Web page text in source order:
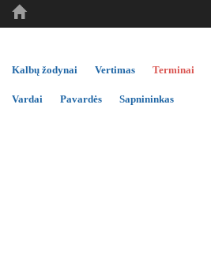
Kalbų žodynai Vertimas Terminai
Vardai Pavardės Sapnininkas